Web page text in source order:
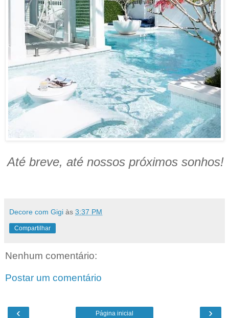
Até breve, até nossos próximos sonhos!
Decore com Gigi às 3:37 PM
Compartilhar
Nenhum comentário:
Postar um comentário
‹ ›
Página inicial